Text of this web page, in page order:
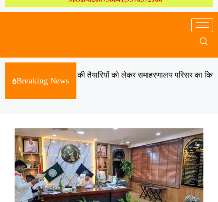
Breaking News
ने स्वतंत्रता दिवस की तैयारियों को लेकर समाहरणालय परिसर का किया